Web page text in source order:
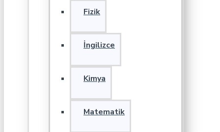
Fizik
İngilizce
Kimya
Matematik